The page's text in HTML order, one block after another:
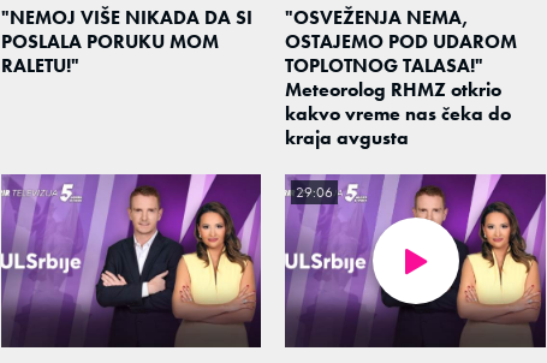
"NEMOJ VIŠE NIKADA DA SI
POSLALA PORUKU MOM
RALETU!"
"OSVEŽENJA NEMA,
OSTAJEMO POD UDAROM
TOPLOTNOG TALASA!"
Meteorolog RHMZ otkrio
kakvo vreme nas čeka do
kraja avgusta
29:06